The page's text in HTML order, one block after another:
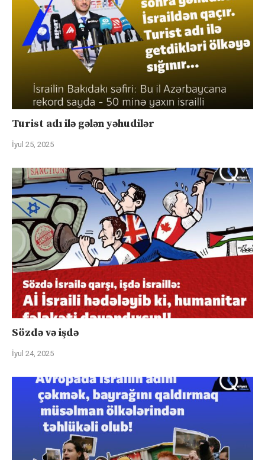
Turist adı ilə gələn yəhudilər
İyul 25, 2025
Sözdə və işdə
İyul 24, 2025